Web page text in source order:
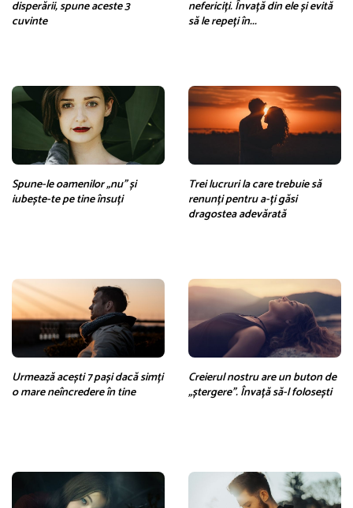
disperării, spune aceste 3
cuvinte
nefericiți. Învață din ele și evită
să le repeți în...
Spune-le oamenilor „nu” și
iubește-te pe tine însuți
Trei lucruri la care trebuie să
renunți pentru a-ți găsi
dragostea adevărată
Urmează acești 7 pași dacă simți
o mare neîncredere în tine
Creierul nostru are un buton de
„ștergere”. Învață să-l folosești